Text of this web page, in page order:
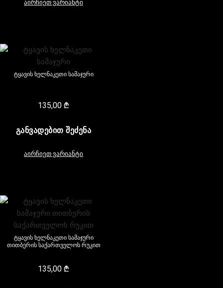
აირჩიეთ ვარიანტი
ტყავის ხელნაკეთი სამაჯური
135,00₾
ᲒᲐᲜᲕᲐᲓᲔᲑᲘᲗ ᲨᲔᲫᲔᲜᲐ
აირჩიეთ ვარიანტი
ტყავის ხელნაკეთი სამაჯური
თითბერის საქართველოს რუკით
135,00₾